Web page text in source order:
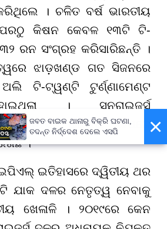
। ଚଳିତ ବର୍ଷ ଭାରତୀୟ
କିଷନ କେବଳ ୧୩ଟି ଟି-
ରନ ସଂଗ୍ରହ କରିସାରିଛନ୍ତି ।
ଝାଡ଼ଖଣ୍ଡ ଗତ ସିଜନରେ
ଟି-ଟ୍ୱଣ୍ଟି ଟୁର୍ଣ୍ଣାମେଣ୍ଟ
। ସନରାଇଜର୍ସ
କିଷନଙ୍କ ଦକ୍ଷତା ଉପରେ
।
ଇତିହାସରେ ଦ୍ୱିତୀୟ ଥର
ଯାକ ଦଳର ନେତୃତ୍ୱ ନେବାକୁ
ଖେଳାଳି । ୨୦୧୯ରେ କେନ
×
ଜବତ ବାଇକ ଥାନାରୁ ବିକ୍ରି ଘଟଣା,
ତଦନ୍ତ ନିର୍ଦ୍ଦେଶ ଦେଲେ ଏସପି